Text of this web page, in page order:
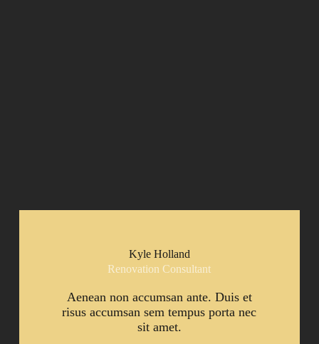
Kyle Holland
Renovation Consultant
Aenean non accumsan ante. Duis et
risus accumsan sem tempus porta nec
sit amet.